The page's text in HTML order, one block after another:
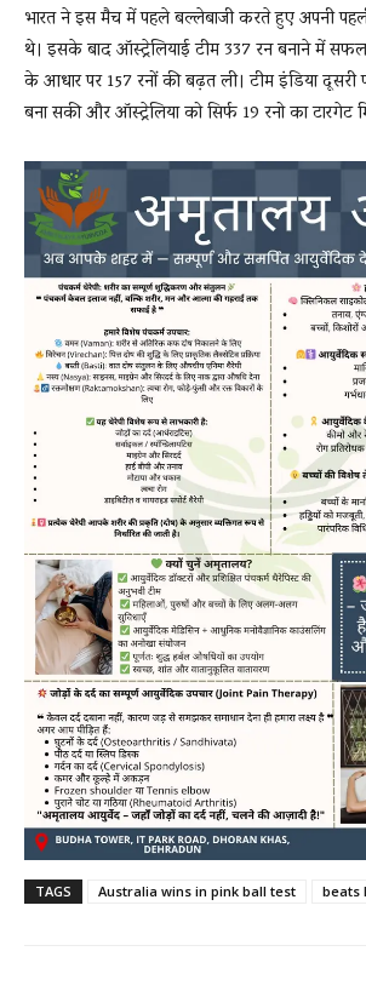
भारत ने इस मैच में पहले बल्लेबाजी करते हुए अपनी
थे। इसके बाद ऑस्ट्रेलियाई टीम 337 रन बनाने में सफल
के आधार पर 157 रनों की बढ़त ली। टीम इंडिया दूसरी
बना सकी और ऑस्ट्रेलिया को सिर्फ 19 रनो का टारगेट
TAGS Australia wins in pink ball test beats